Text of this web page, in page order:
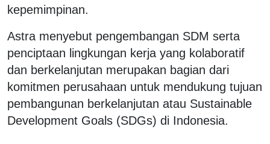
kepemimpinan.
Astra menyebut pengembangan SDM serta
penciptaan lingkungan kerja yang kolaboratif
dan berkelanjutan merupakan bagian dari
komitmen perusahaan untuk mendukung tujuan
pembangunan berkelanjutan atau Sustainable
Development Goals (SDGs) di Indonesia.